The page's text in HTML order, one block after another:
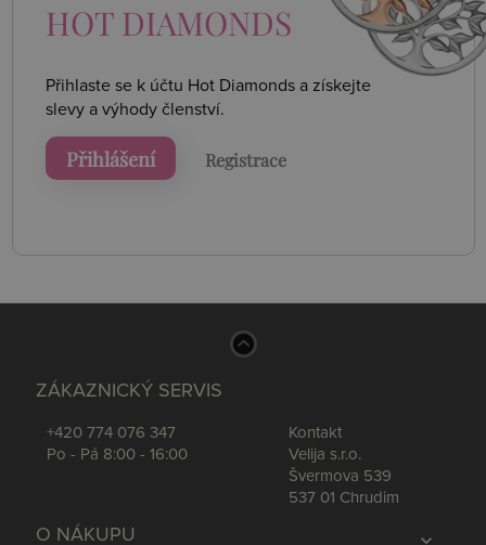
HOT DIAMONDS
Přihlaste se k účtu Hot Diamonds a získejte
slevy a výhody členství.
Přihlášení Registrace
ZÁKAZNICKÝ SERVIS
+420 774 076 347
Po - Pá 8:00 - 16:00
Kontakt
Velija s.r.o.
Švermova 539
537 01 Chrudim
O NÁKUPU